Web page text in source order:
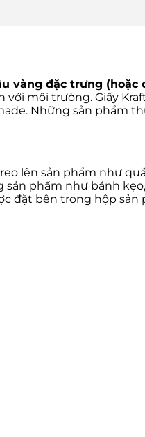
vàng đặc trưng
môi trường. Giấy
Những sản phẩm
lên sản phẩm như
phẩm như bánh
đặt bên trong hộp sản